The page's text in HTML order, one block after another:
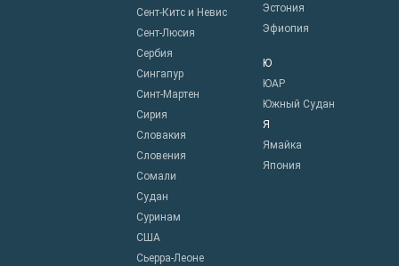
Сент-Китс и Невис
Сент-Люсия
Сербия
Сингапур
Синт-Мартен
Сирия
Словакия
Словения
Сомали
Судан
Суринам
США
Сьерра-Леоне
Эстония
Эфиопия
Ю
ЮАР
Южный Судан
Я
Ямайка
Япония